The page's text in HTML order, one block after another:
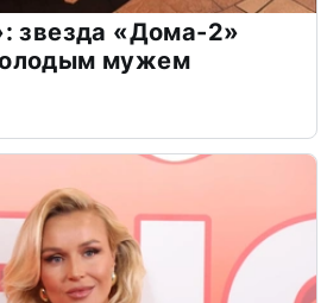
звезда «Дома-2»
мужем